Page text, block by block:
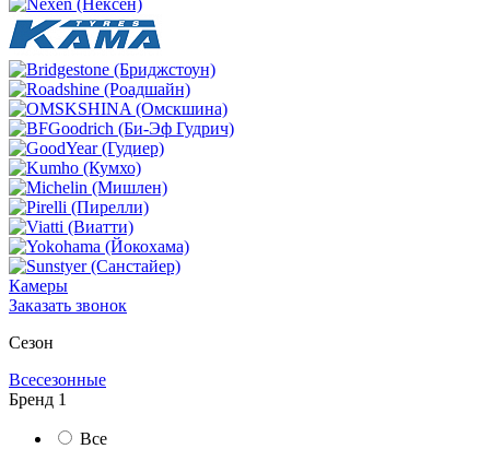
Камеры
Заказать звонок
Сезон
Всесезонные
Бренд 1
Все